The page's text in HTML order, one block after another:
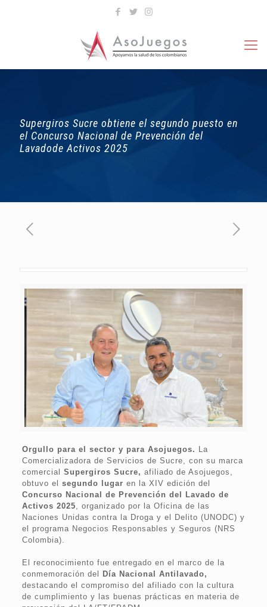
Supergiros Sucre obtiene el segundo puesto en
el Concurso Nacional de Prevención del
Lavadode Activos 2025
Orgullo para el sector y para Asojuegos. La
Comercializadora de Servicios de Sucre, con su marca
comercial Supergiros Sucre, afiliado de Asojuegos,
obtuvo el segundo lugar en la XIV edición del
Concurso Nacional de Prevención del Lavado de
Activos 2025, organizado por la Oficina de las
Naciones Unidas contra la Droga y el Delito (UNODC) y
el programa Negocios Responsables y Seguros (NRS
Colombia).
El reconocimiento fue entregado en el marco de la
conmemoración del
Día Nacional Antilavado,
destacando el compromiso del afiliado con la cultura
de cumplimiento y las buenas prácticas en materia de